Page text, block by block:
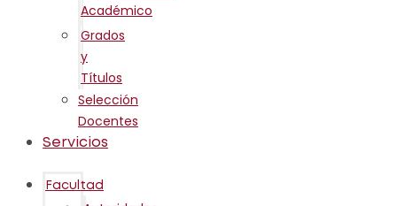
Académico
Grados
y
Títulos
Selección
Docentes
Servicios
Facultad